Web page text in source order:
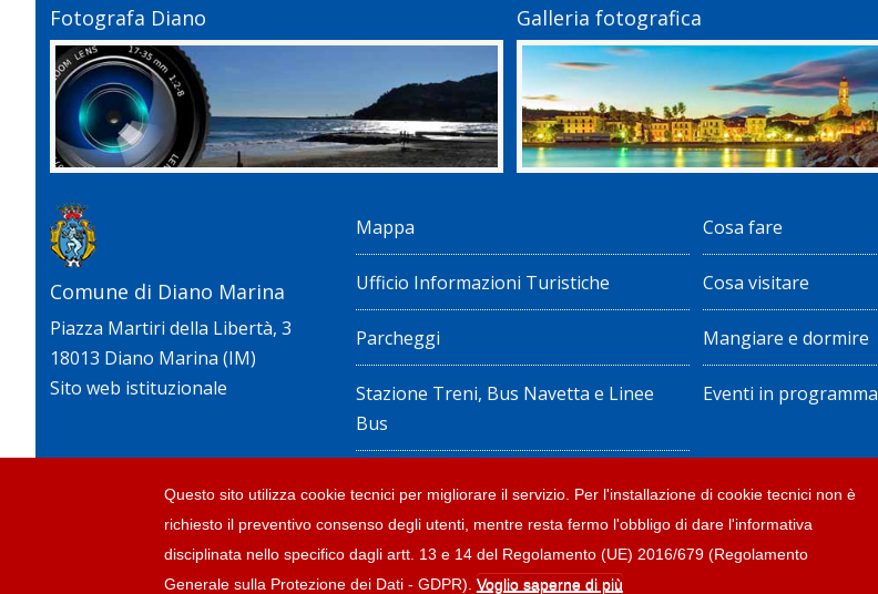
Fotografa Diano Galleria fotografica
Comune di Diano Marina
Piazza Martiri della Libertà, 3
18013 Diano Marina (IM)
Sito web istituzionale
Mappa
Ufficio Informazioni Turistiche
Parcheggi
Stazione Treni, Bus Navetta e Linee
Bus
Dichiarazione di accessibilità
Cosa fare
Cosa visitare
Mangiare e dormire
Eventi in programma
Questo sito utilizza cookie tecnici per migliorare il servizio. Per l'installazione di cookie tecnici non è
richiesto il preventivo consenso degli utenti, mentre resta fermo l'obbligo di dare l'informativa
disciplinata nello specifico dagli artt. 13 e 14 del Regolamento (UE) 2016/679 (Regolamento
Generale sulla Protezione dei Dati - GDPR). Voglio saperne di più